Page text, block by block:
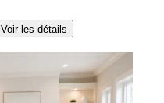
Voir les détails